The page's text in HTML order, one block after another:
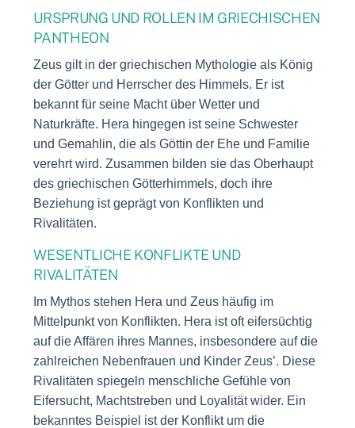
URSPRUNG UND ROLLEN IM GRIECHISCHEN
PANTHEON
Zeus gilt in der griechischen Mythologie als König
der Götter und Herrscher des Himmels. Er ist
bekannt für seine Macht über Wetter und
Naturkräfte. Hera hingegen ist seine Schwester
und Gemahlin, die als Göttin der Ehe und Familie
verehrt wird. Zusammen bilden sie das Oberhaupt
des griechischen Götterhimmels, doch ihre
Beziehung ist geprägt von Konflikten und
Rivalitäten.
WESENTLICHE KONFLIKTE UND
RIVALITÄTEN
Im Mythos stehen Hera und Zeus häufig im
Mittelpunkt von Konflikten. Hera ist oft eifersüchtig
auf die Affären ihres Mannes, insbesondere auf die
zahlreichen Nebenfrauen und Kinder Zeus’. Diese
Rivalitäten spiegeln menschliche Gefühle von
Eifersucht, Machtstreben und Loyalität wider. Ein
bekanntes Beispiel ist der Konflikt um die